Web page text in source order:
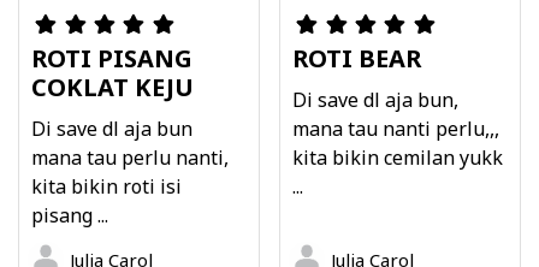
ROTI PISANG
COKLAT KEJU
Di save dl aja bun
mana tau perlu nanti,
kita bikin roti isi
pisang ...
Julia Carol
ROTI BEAR
Di save dl aja bun,
mana tau nanti perlu,,,
kita bikin cemilan yukk
...
Julia Carol